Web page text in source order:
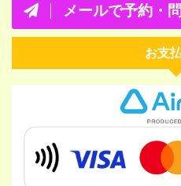
メールで予約・
お支